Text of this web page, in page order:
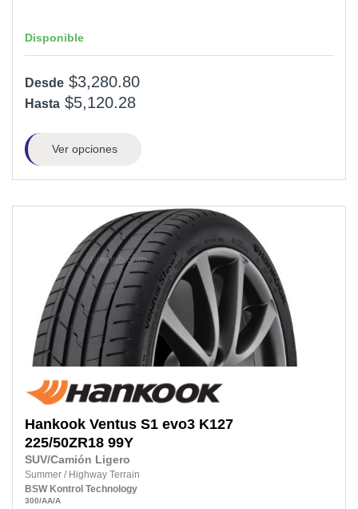
Disponible
Desde $3,280.80
Hasta $5,120.28
Ver opciones
Hankook Ventus S1 evo3 K127
225/50ZR18 99Y
SUV/Camión Ligero
Summer / Highway Terrain
BSW Kontrol Technology
300/AA/A